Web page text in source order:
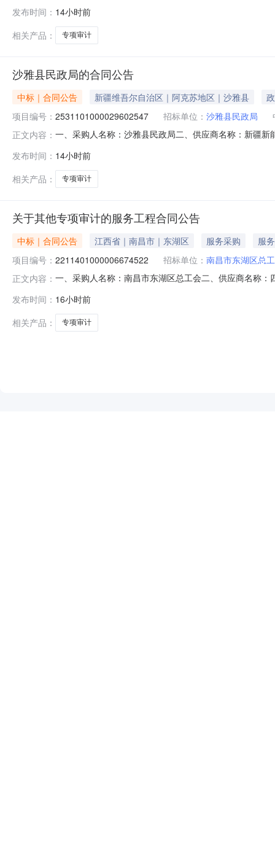
求或标的基本概况：七、其它事项：详见附件中的合同
发布时间： 14小时前
相关产品：
专项审计
沙雅县民政局的合同公告
中标｜合同公告 新疆维吾尔自治区｜阿克苏地区｜沙雅县
项目编号： 2531101000029602547 招标单位： 沙雅县民政局
正文内容： 一、采购人名称：沙雅县民政局二、供应商名称：新疆
七、其它事项：详见附件中的合同文件八、联系方式1
发布时间： 14小时前
相关产品：
专项审计
关于其他专项审计的服务工程合同公告
中标｜合同公告 江西省｜南昌市｜东湖区 服务采购
服务
项目编号： 2211401000006674522 招标单位： 南昌市东湖区总
正文内容： 一、采购人名称：南昌市东湖区总工会二、供应商名称
或标的基本概况：七、其它事项：无八、联系方式1、采
发布时间： 16小时前
相关产品：
专项审计